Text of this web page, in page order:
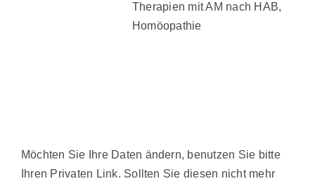
Therapien mit AM nach HAB,
Homöopathie
Möchten Sie Ihre Daten ändern, benutzen Sie bitte
Ihren Privaten Link. Sollten Sie diesen nicht mehr